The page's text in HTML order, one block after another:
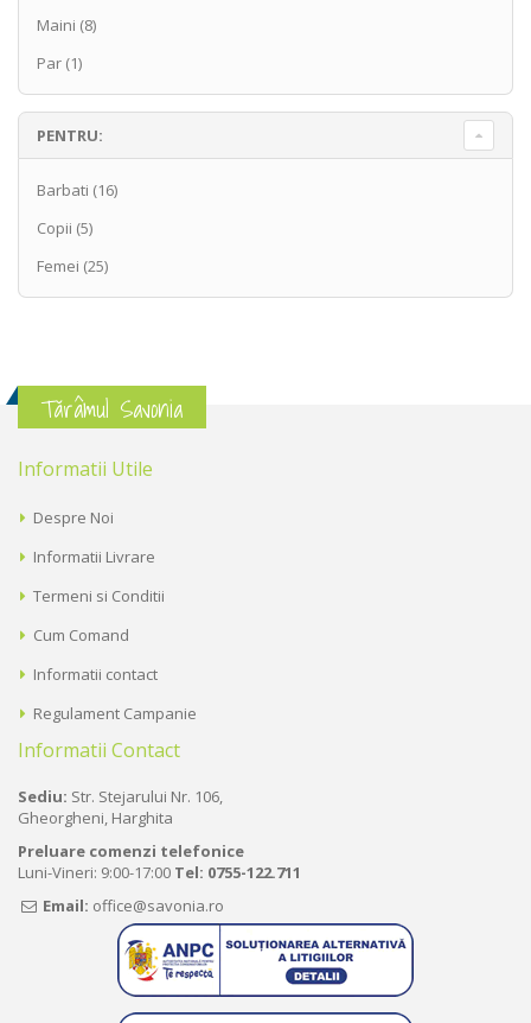
Maini (8)
Par (1)
PENTRU:
Barbati (16)
Copii (5)
Femei (25)
Tărâmul Savonia
Informatii Utile
Despre Noi
Informatii Livrare
Termeni si Conditii
Cum Comand
Informatii contact
Regulament Campanie
Informatii Contact
Sediu: Str. Stejarului Nr. 106,
Gheorgheni, Harghita
Preluare comenzi telefonice
Luni-Vineri: 9:00-17:00 Tel: 0755-122.711
Email: office@savonia.ro